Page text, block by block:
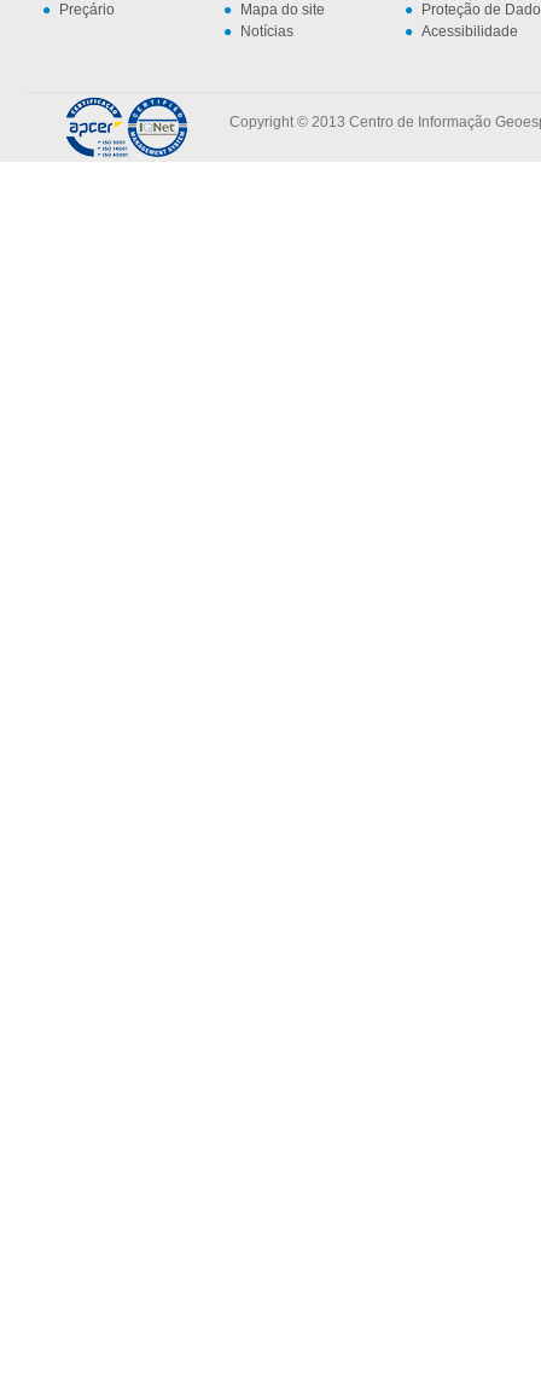
Preçário
Mapa do site
Notícias
Proteção de
Acessibilidade
Copyright © 2013 Centro de Informação